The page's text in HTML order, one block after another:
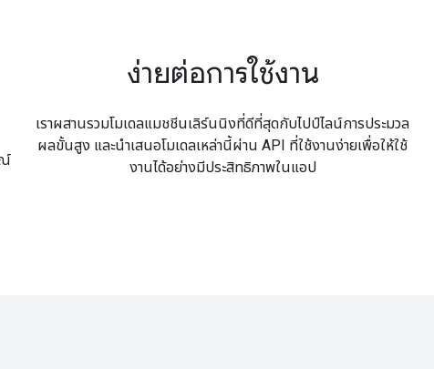
ง่ายต่อการใช้งาน
เราผสานรวมโมเดลแมชชีนเลิร์นนิงที่ดีที่สุดกับไปป์ไลน์การประมวล
ผลขั้นสูง และนำเสนอโมเดลเหล่านี้ผ่าน API ที่ใช้งานง่ายเพื่อให้ใช้
งานได้อย่างมีประสิทธิภาพในแอป